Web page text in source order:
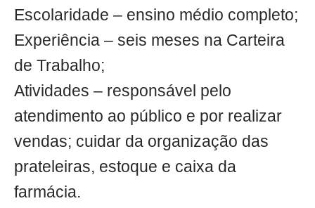
Escolaridade – ensino médio completo;
Experiência – seis meses na Carteira
de Trabalho;
Atividades – responsável pelo
atendimento ao público e por realizar
vendas; cuidar da organização das
prateleiras, estoque e caixa da
farmácia.